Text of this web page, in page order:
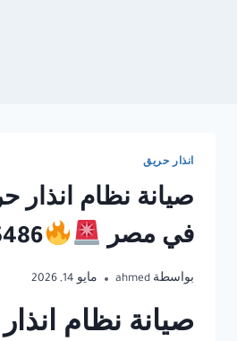
انذار حريق
في مصر
بواسطة ahmed مايو 14, 2026
صيانة نظام